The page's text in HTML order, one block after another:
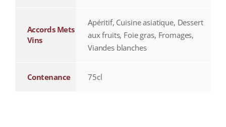
Accords Mets
Vins
Apéritif, Cuisine asiatique, Dessert
aux fruits, Foie gras, Fromages,
Viandes blanches
Contenance 75cl